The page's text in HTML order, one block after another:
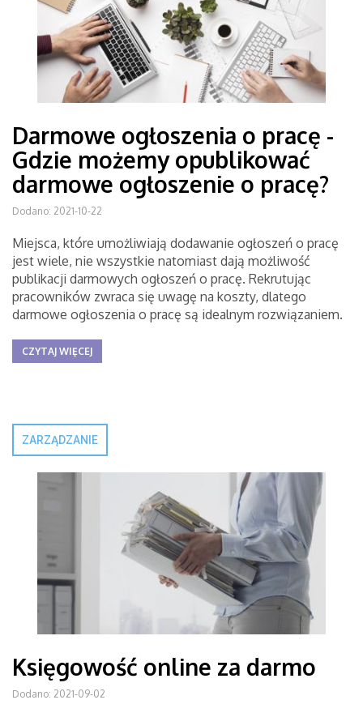
Darmowe ogłoszenia o pracę -
Gdzie możemy opublikować
darmowe ogłoszenie o pracę?
Dodano: 2021-10-22
Miejsca, które umożliwiają dodawanie ogłoszeń o pracę
jest wiele, nie wszystkie natomiast dają możliwość
publikacji darmowych ogłoszeń o pracę. Rekrutując
pracowników zwraca się uwagę na koszty, dlatego
darmowe ogłoszenia o pracę są idealnym rozwiązaniem.
CZYTAJ WIĘCEJ
ZARZĄDZANIE
Księgowość online za darmo
Dodano: 2021-09-02